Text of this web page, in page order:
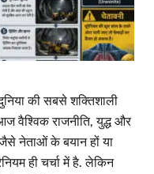
की सबसे शक्तिशाली
राजनीति, युद्ध और
नेताओं के बयान हों या
ही चर्चा में है. लेकिन